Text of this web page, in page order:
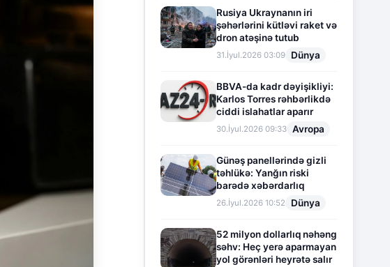
Rusiya Ukraynanın iri
şəhərlərini kütləvi raket və
dron atəşinə tutub
31.İyul.2026 03:09 Dünya
BBVA-da kadr dəyişikliyi:
Karlos Torres rəhbərlikdə
ciddi islahatlar aparır
30.İyul.2026 09:33 Avropa
Günəş panellərində gizli
təhlükə: Yanğın riski
barədə xəbərdarlıq
26.İyul.2026 10:52 Dünya
52 milyon dollarlıq nəhəng
səhv: Heç yerə aparmayan
yol görənləri heyrətə salır